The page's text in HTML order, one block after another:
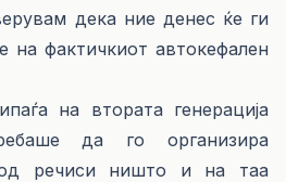
дека ние денес ќе ги
на фактичкиот автокефален
на втората генерација
да го организира
речиси ништо и на таа